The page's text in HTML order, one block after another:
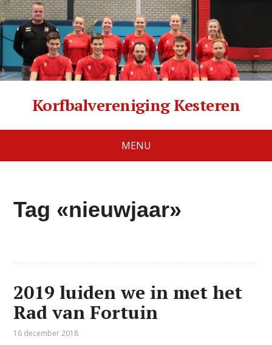
Korfbalvereniging Kesteren
MENU
Tag «nieuwjaar»
2019 luiden we in met het
Rad van Fortuin
16 december 2018